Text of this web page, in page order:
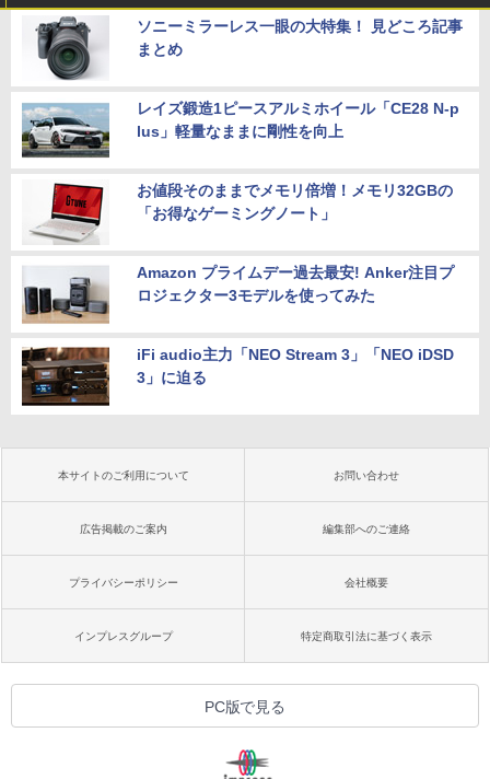
ソニーミラーレス一眼の大特集！ 見どころ記事
まとめ
レイズ鍛造1ピースアルミホイール「CE28 N-p
lus」軽量なままに剛性を向上
お値段そのままでメモリ倍増！メモリ32GBの
「お得なゲーミングノート」
Amazon プライムデー過去最安! Anker注目プ
ロジェクター3モデルを使ってみた
iFi audio主力「NEO Stream 3」「NEO iDSD
3」に迫る
本サイトのご利用について お問い合わせ
広告掲載のご案内 編集部へのご連絡
プライバシーポリシー 会社概要
インプレスグループ 特定商取引法に基づく表示
PC版で見る